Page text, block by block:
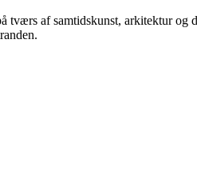
af samtidskunst, arkitektur